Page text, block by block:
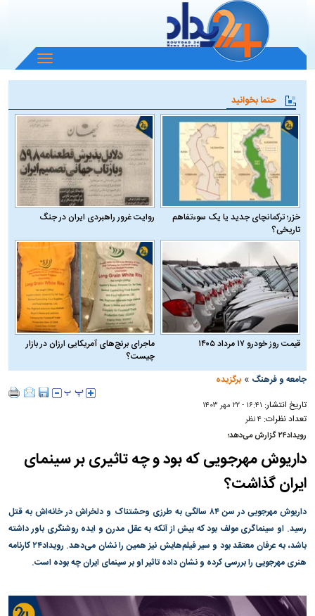
باز
و
منو
حتما بخوانید
خزر؛ ترکمانچای جدید یا یک سوءتفاهم
تاریخی؟
روایت غرور راهبردی ایران در جنگ
قیمت روز خودرو ۱۷ مرداد ۱۴۰۵
ماجرای برنج‌های آمریکایی ارزان در بازار
چیست؟
جامعه و فرهنگ »برگزیده
تاریخ انتشار: ۱۶:۴۱ - ۲۲ مهر ۱۴۰۳
تعداد نظرات: ۴ نظر
رویداد۲۴ گزارش می‌دهد؛
داریوش مهرجویی که بود و چه تاثیری بر سینمای
ایران گذاشت؟
داریوش مهرجویی در سن ۸۴ سالگی به طرزی وحشتناک و دلخراش در خانه‌اش به قتل
رسید. او سینماگری مولف بود که بیش از آنکه به عقل مدرن و ایده روشنگری باور داشته
باشد، به عرفان معتقد بود و سیر فیلم‌هایش نیز همین را نشان می‌دهد. رویداد۲۴ کارنامه
هنری مهرجویی را بررسی کرده و نشان داده تاثیر او بر سینمای ایران چه بوده است.